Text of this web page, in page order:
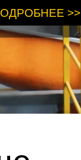
>>